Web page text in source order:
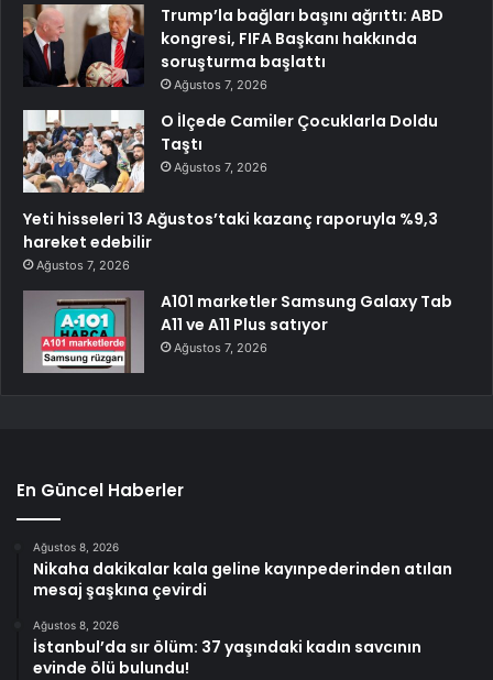
Trump’la bağları başını ağrıttı: ABD
kongresi, FIFA Başkanı hakkında
soruşturma başlattı
Ağustos 7, 2026
O İlçede Camiler Çocuklarla Doldu
Taştı
Ağustos 7, 2026
Yeti hisseleri 13 Ağustos’taki kazanç raporuyla %9,3
hareket edebilir
Ağustos 7, 2026
A101 marketler Samsung Galaxy Tab
A11 ve A11 Plus satıyor
Ağustos 7, 2026
En Güncel Haberler
Ağustos 8, 2026
Nikaha dakikalar kala geline kayınpederinden atılan
mesaj şaşkına çevirdi
Ağustos 8, 2026
İstanbul’da sır ölüm: 37 yaşındaki kadın savcının
evinde ölü bulundu!